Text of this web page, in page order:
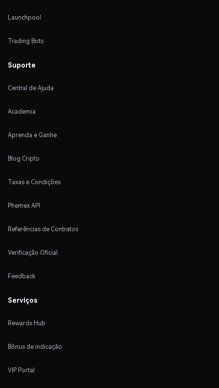
Launchpool
Trading Bots
Suporte
Central de Ajuda
Academia
Aprenda e Ganhe
Blog Cripto
Taxas e Condições
Phemex API
Referências de Contratos
Verificação Oficial
Feedback
Serviços
Rewards Hub
Bônus de indicação
VIP Portal